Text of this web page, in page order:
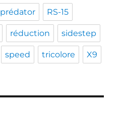
prédator RS-15
réduction sidestep
speed tricolore X9